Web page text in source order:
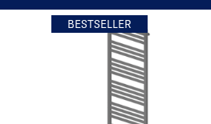
BESTSELLER